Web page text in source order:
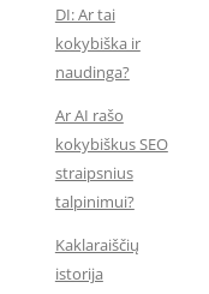
DI: Ar tai
kokybiška ir
naudinga?
Ar AI rašo
kokybiškus SEO
straipsnius
talpinimui?
Kaklaraiščių
istorija